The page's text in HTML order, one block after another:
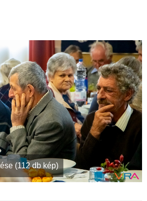
(112 db kép)